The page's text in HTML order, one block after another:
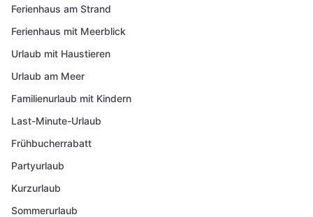
Ferienhaus am Strand
Ferienhaus mit Meerblick
Urlaub mit Haustieren
Urlaub am Meer
Familienurlaub mit Kindern
Last-Minute-Urlaub
Frühbucherrabatt
Partyurlaub
Kurzurlaub
Sommerurlaub